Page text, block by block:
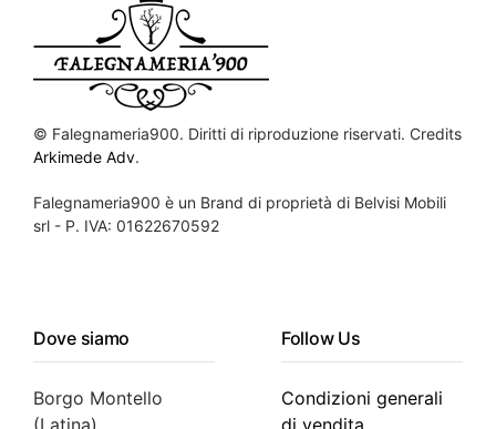
© Falegnameria900. Diritti di riproduzione riservati. Credits
Arkimede Adv.
Falegnameria900 è un Brand di proprietà di Belvisi Mobili
srl - P. IVA: 01622670592
Dove siamo
Borgo Montello
(Latina)
Follow Us
Condizioni generali
di vendita